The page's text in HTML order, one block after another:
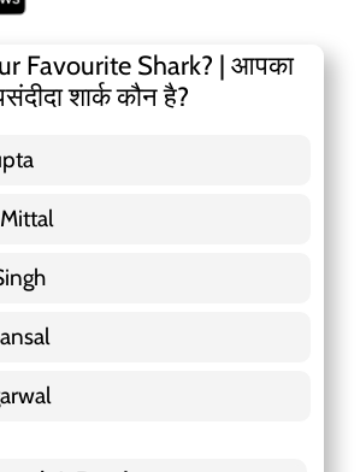
Favourite Shark? | आपका
शार्क कौन है?